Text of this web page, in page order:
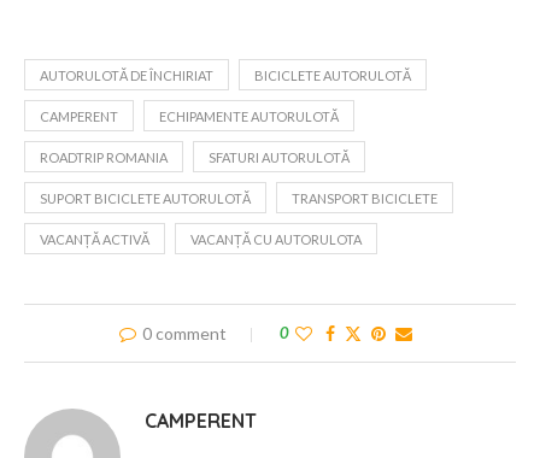
AUTORULOTĂ DE ÎNCHIRIAT BICICLETE AUTORULOTĂ
CAMPERENT ECHIPAMENTE AUTORULOTĂ
ROADTRIP ROMANIA SFATURI AUTORULOTĂ
SUPORT BICICLETE AUTORULOTĂ TRANSPORT BICICLETE
VACANȚĂ ACTIVĂ VACANȚĂ CU AUTORULOTA
0 comment 0
CAMPERENT